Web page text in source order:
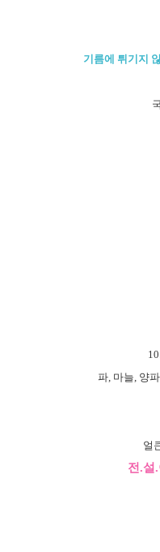
기름에 튀기지
파, 마늘, 양
얼
전.설